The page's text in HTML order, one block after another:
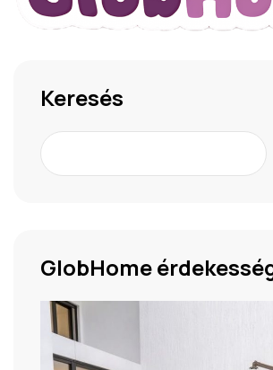
Keresés
GlobHome